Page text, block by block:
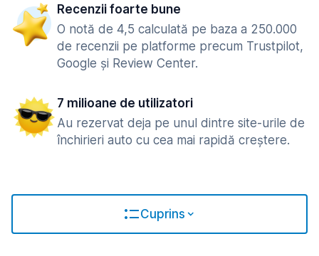
Recenzii foarte bune
O notă de 4,5 calculată pe baza a 250.000
de recenzii pe platforme precum Trustpilot,
Google și Review Center.
7 milioane de utilizatori
Au rezervat deja pe unul dintre site-urile de
închirieri auto cu cea mai rapidă creștere.
Cuprins